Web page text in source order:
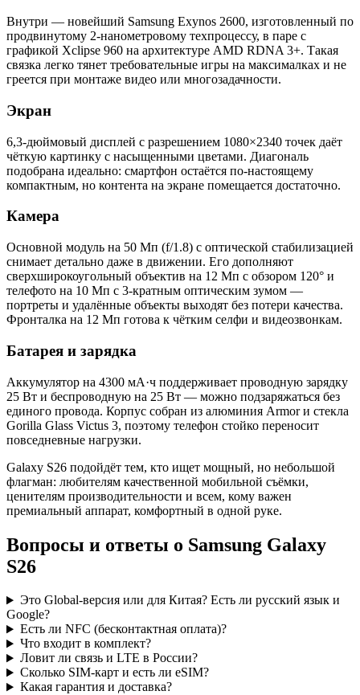
Внутри — новейший Samsung Exynos 2600, изготовленный по
продвинутому 2-нанометровому техпроцессу, в паре с
графикой Xclipse 960 на архитектуре AMD RDNA 3+. Такая
связка легко тянет требовательные игры на максималках и не
греется при монтаже видео или многозадачности.
Экран
6,3-дюймовый дисплей с разрешением 1080×2340 точек даёт
чёткую картинку с насыщенными цветами. Диагональ
подобрана идеально: смартфон остаётся по-настоящему
компактным, но контента на экране помещается достаточно.
Камера
Основной модуль на 50 Мп (f/1.8) с оптической стабилизацией
снимает детально даже в движении. Его дополняют
сверхширокоугольный объектив на 12 Мп с обзором 120° и
телефото на 10 Мп с 3-кратным оптическим зумом —
портреты и удалённые объекты выходят без потери качества.
Фронталка на 12 Мп готова к чётким селфи и видеозвонкам.
Батарея и зарядка
Аккумулятор на 4300 мА·ч поддерживает проводную зарядку
25 Вт и беспроводную на 25 Вт — можно подзаряжаться без
единого провода. Корпус собран из алюминия Armor и стекла
Gorilla Glass Victus 3, поэтому телефон стойко переносит
повседневные нагрузки.
Galaxy S26 подойдёт тем, кто ищет мощный, но небольшой
флагман: любителям качественной мобильной съёмки,
ценителям производительности и всем, кому важен
премиальный аппарат, комфортный в одной руке.
Вопросы и ответы о Samsung Galaxy
S26
Это Global-версия или для Китая? Есть ли русский язык и
Google?
Есть ли NFC (бесконтактная оплата)?
Что входит в комплект?
Ловит ли связь и LTE в России?
Сколько SIM-карт и есть ли eSIM?
Какая гарантия и доставка?